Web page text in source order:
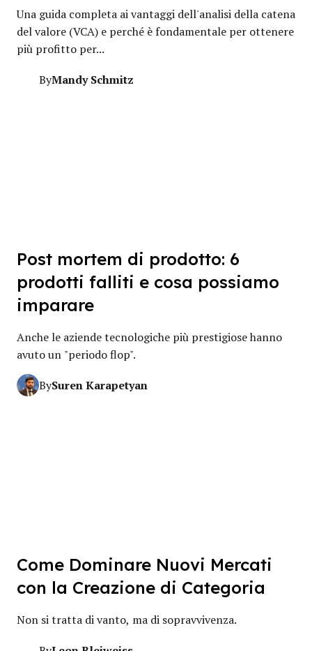
Una guida completa ai vantaggi dell'analisi della catena
del valore (VCA) e perché è fondamentale per ottenere
più profitto per...
ByMandy Schmitz
Post mortem di prodotto: 6
prodotti falliti e cosa possiamo
imparare
Anche le aziende tecnologiche più prestigiose hanno
avuto un "periodo flop".
BySuren Karapetyan
Come Dominare Nuovi Mercati
con la Creazione di Categoria
Non si tratta di vanto, ma di sopravvivenza.